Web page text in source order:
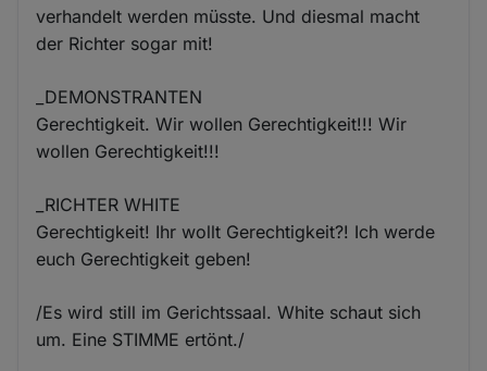
verhandelt werden müsste. Und diesmal macht
der Richter sogar mit!
_DEMONSTRANTEN
Gerechtigkeit. Wir wollen Gerechtigkeit!!! Wir
wollen Gerechtigkeit!!!
_RICHTER WHITE
Gerechtigkeit! Ihr wollt Gerechtigkeit?! Ich werde
euch Gerechtigkeit geben!
/Es wird still im Gerichtssaal. White schaut sich
um. Eine STIMME ertönt./